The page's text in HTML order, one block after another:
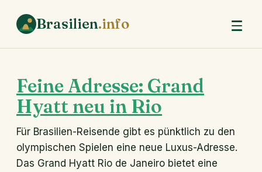
Brasilien.info
Feine Adresse: Grand
Hyatt neu in Rio
Für Brasilien-Reisende gibt es pünktlich zu den
olympischen Spielen eine neue Luxus-Adresse.
Das Grand Hyatt Rio de Janeiro bietet eine